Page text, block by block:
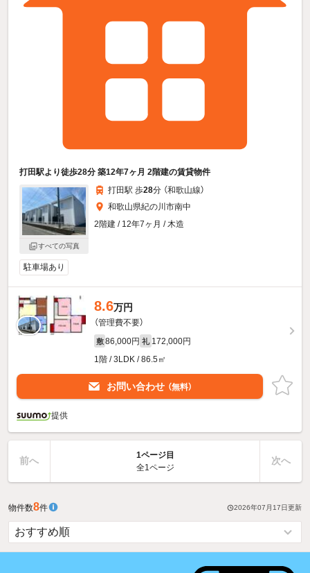
打田駅より徒歩28分 築12年7ヶ月 2階建の賃貸物件
すべての写真
打田駅 歩28分 （和歌山線）
和歌山県紀の川市南中
2階建 / 12年7ヶ月 / 木造
駐車場あり
8.6万円
（管理費不要）
敷 86,000円 礼 172,000円
1階 / 3LDK / 86.5㎡
お問い合わせ （無料）
提供
前へ
1ページ目
全1ページ
次へ
物件数8件 2026年07月17日更新